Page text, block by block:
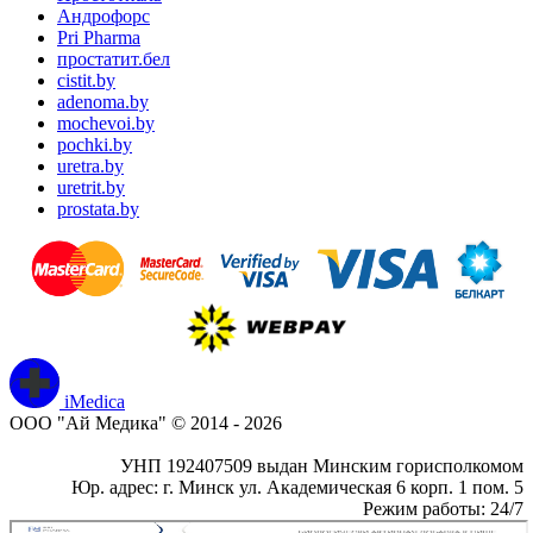
Андрофорс
Pri Pharma
простатит.бел
cistit.by
adenoma.by
mochevoi.by
pochki.by
uretra.by
uretrit.by
prostata.by
iMedica
ООО "Ай Медика" © 2014 - 2026
УНП 192407509 выдан Минским горисполкомом
Юр. адрес: г. Минск ул. Академическая 6 корп. 1 пом. 5
Режим работы: 24/7